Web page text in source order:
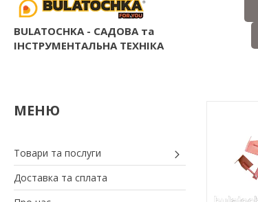
BULATOCHKA - САДОВА та
ІНСТРУМЕНТАЛЬНА ТЕХНІКА
Товари та послуги
Доставка та сплата